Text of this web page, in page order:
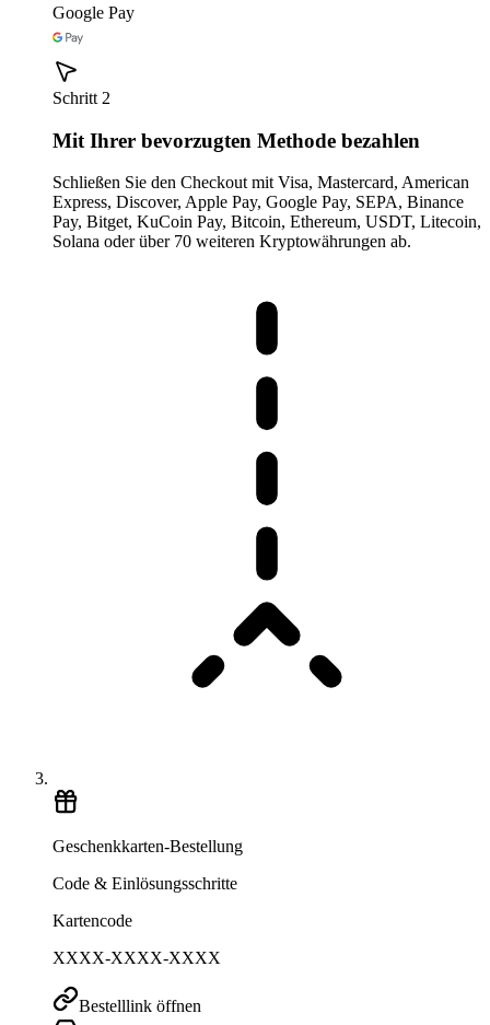
Google Pay
Schritt 2
Mit Ihrer bevorzugten Methode bezahlen
Schließen Sie den Checkout mit Visa, Mastercard, American
Express, Discover, Apple Pay, Google Pay, SEPA, Binance
Pay, Bitget, KuCoin Pay, Bitcoin, Ethereum, USDT, Litecoin,
Solana oder über 70 weiteren Kryptowährungen ab.
Geschenkkarten-Bestellung
Code & Einlösungsschritte
Kartencode
XXXX-XXXX-XXXX
Bestelllink öffnen